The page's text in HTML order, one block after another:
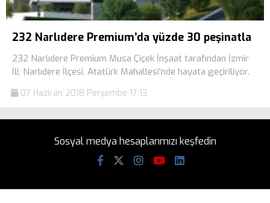
232 Narlıdere Premium’da yüzde 30 peşinatla
232 Narlıdere Premium Musa Çiçek İnşaat tarafından İzmir
İli, Narlıdere İlçesi, Atatürk Mahallesi’nde hayata geçiriliyor.
07 Haziran 2018 Perşembe 17:13
Sosyal medya hesaplarımızı keşfedin